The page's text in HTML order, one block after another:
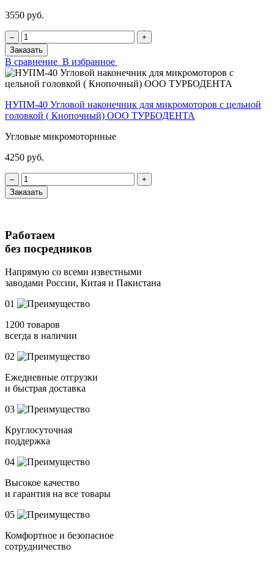
3550 руб.
‒
+
Заказать
В сравнение В избранное
НУПМ-40 Угловой наконечник для микромоторов с цельной
головкой ( Кнопочный) ООО ТУРБОДЕНТА
Угловые микромоторнные
4250 руб.
‒
+
Заказать
Работаем
без посредников
Напрямую со всеми известными
заводами России, Китая и Пакистана
01
1200 товаров
всегда в наличии
02
Ежедневные отгрузки
и быстрая доставка
03
Круглосуточная
поддержка
04
Высокое качество
и гарантия на все товары
05
Комфортное и безопасное
сотрудничество